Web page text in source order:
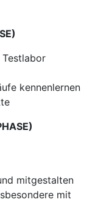
Testlabor
kennenlernen
mitgestalten
mit